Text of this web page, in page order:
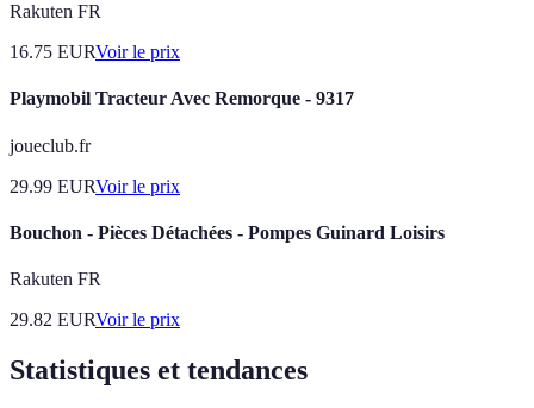
Rakuten FR
16.75 EURVoir le prix
Playmobil Tracteur Avec Remorque - 9317
joueclub.fr
29.99 EURVoir le prix
Bouchon - Pièces Détachées - Pompes Guinard Loisirs
Rakuten FR
29.82 EURVoir le prix
Statistiques et tendances